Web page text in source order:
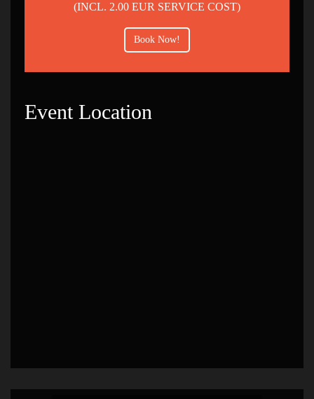
(INCL. 2.00 EUR SERVICE COST)
Book Now!
Event Location